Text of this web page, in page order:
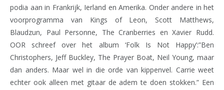
podia aan in Frankrijk, Ierland en Amerika. Onder andere in het
voorprogramma van Kings of Leon, Scott Matthews,
Blaudzun, Paul Personne, The Cranberries en Xavier Rudd.
OOR schreef over het album ‘Folk Is Not Happy’:”Ben
Christophers, Jeff Buckley, The Prayer Boat, Neil Young, maar
dan anders. Maar wel in die orde van kippenvel. Carrie weet
echter ook alleen met gitaar de adem te doen stokken.” Een